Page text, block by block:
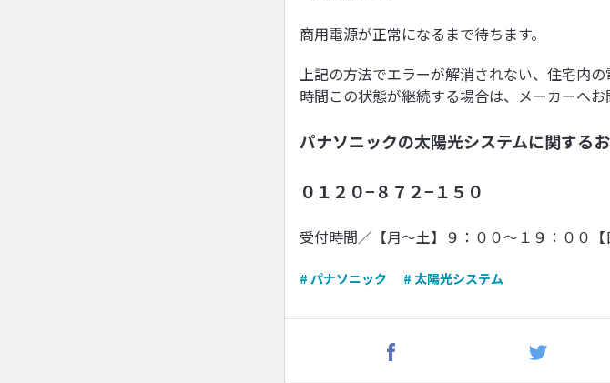
商用電源が正常になるまで待ちます。
上記の方法でエラーが解消されない、住宅内
時間この状態が継続する場合は、メーカーへお
パナソニックの太陽光システムに関する
０１２０−８７２−１５０
受付時間／【月〜土】９：００〜１９：００
# パナソニック # 太陽光システム